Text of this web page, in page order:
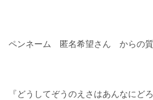
ペンネーム 匿名希望さん からの
『どうしてぞうのえさはあんなにど